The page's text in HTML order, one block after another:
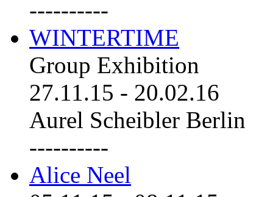
----------
WINTERTIME
Group Exhibition
27.11.15 - 20.02.16
Aurel Scheibler Berlin
----------
Alice Neel